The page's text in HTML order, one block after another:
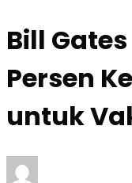
Bill
Persen
untuk